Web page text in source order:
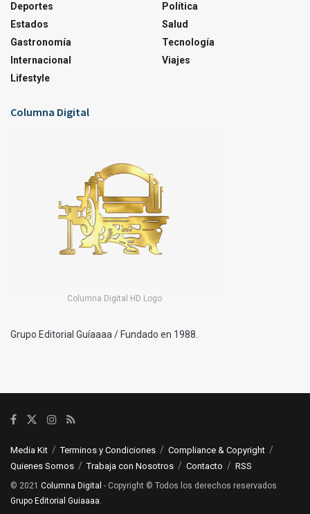
Deportes
Estados
Gastronomía
Internacional
Lifestyle
Política
Salud
Tecnología
Viajes
Columna Digital
Columna Digital HD Logo
Grupo Editorial Guíaaaa / Fundado en 1988.
Media Kit Terminos y Condiciones
Compliance & Copyright
Quienes Somos
Trabaja con Nosotros Contacto RSS
© 2021 Columna Digital - Copyright © Todos los derechos reservados
Grupo Editorial Guiaaaa.